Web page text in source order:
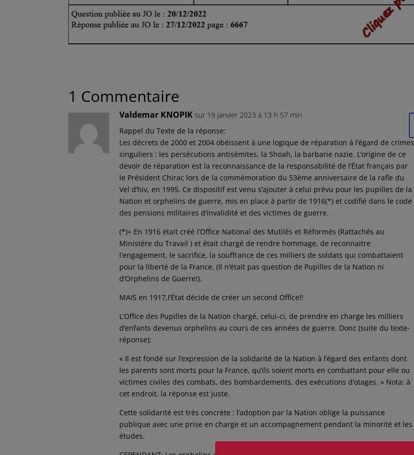
1 Commentaire
Valdemar KNOPIK sur 19 janvier 2023 à 13 h 57 min
Rappel du Texte de la réponse:
Les décrets de 2000 et 2004 obéissent à une logique de réparation à l’égard de crimes
singuliers : les persécutions antisémites, la Shoah, la barbarie nazie. L’origine de ce
devoir de réparation est la reconnaissance de la responsabilité de l’État français par
le Président Chirac lors de la commémoration du 53ème anniversaire de la rafle du
Vel d’hiv, en 1995. Ce dispositif est venu s’ajouter à celui prévu pour les pupilles de la
Nation et orphelins de guerre, mis en place à partir de 1916(*) et codifié dans le code
des pensions militaires d’invalidité et des victimes de guerre.
(*)= En 1916 était créé l’Office National des Mutilés et Réformés (Rattachés au
Ministère du Travail ) et était chargé de rendre hommage, de reconnaitre
l’engagement, le sacrifice, la souffrance de ces milliers de soldats qui combattaient
pour la liberté de la France. (Il n’était pas question de Pupilles de la Nation ni
d’Orphelins de Guerre!).
MAIS en 1917,l’État décide de créer un second Office!!
L’Office des Pupilles de la Nation chargé, celui-ci, de prendre en charge les milliers
d’enfants devenus orphelins au cours de ces années de guerre. Donc (suite du texte-
réponse):
« Il est fondé sur l’expression de la solidarité de la Nation à l’égard des enfants dont
les parents sont morts pour la France, qu’ils soient morts en combattant pour elle ou
victimes civiles des combats, des bombardements, des exécutions d’otages. » Nota: à
cet endroit, la réponse est juste.
Cette solidarité est très concrète : l’adoption par la Nation oblige la puissance
publique avec une prise en charge et un accompagnement pendant la minorité et les
études.